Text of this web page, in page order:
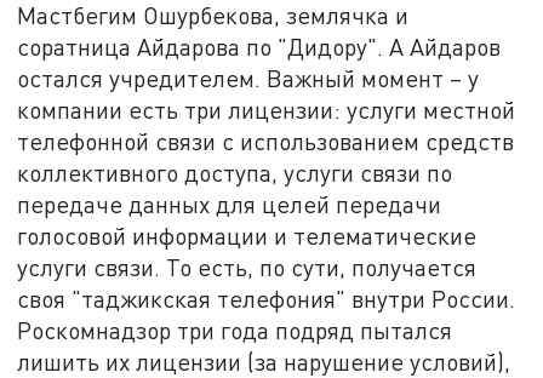
Мастбегим Ошурбекова, землячка и
соратница Айдарова по "Дидору". А Айдаров
остался учредителем. Важный момент – у
компании есть три лицензии: услуги местной
телефонной связи с использованием средств
коллективного доступа, услуги связи по
передаче данных для целей передачи
голосовой информации и телематические
услуги связи. То есть, по сути, получается
своя "таджикская телефония" внутри России.
Роскомнадзор три года подряд пытался
лишить их лицензии (за нарушение условий),